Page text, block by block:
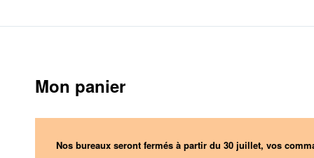
Mon panier
Nos bureaux seront fermés à partir du 30 juillet, vos